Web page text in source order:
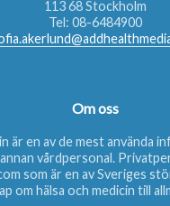
113 68 Stockholm
Tel: 08-6484900
Om oss
är en av de mest använda
vårdpersonal.
som är en av Sveriges
om hälsa och medicin till